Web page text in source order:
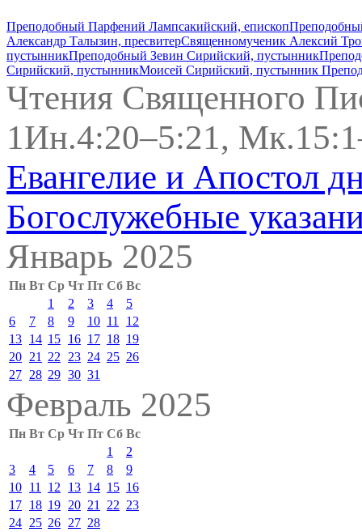
Преподобный Парфений Лампсакийский, епископ
Александр Талызин, пресвитерСвященномученик Алексий
пустынникПреподобный Зевин Сирийский, пустынник
Сирийский, пустынникМоисей Сирийский, пустынник
Чтения Священного
1Ин.4:20–5:21,
Евангелие и Апостол
Богослужебные
Январь 2025
Пн Вт Ср Чт Пт Сб Вс
1
2 3 4
5
6
7 8 9 10 11
12
13 14 15 16 17 18 19
20 21 22 23 24 25 26
27 28 29 30 31
Февраль 2025
Пн Вт Ср Чт Пт Сб Вс
1
2
3
4 5 6 7 8
9
10 11 12 13 14 15 16
17 18 19 20 21 22 23
24 25 26 27 28